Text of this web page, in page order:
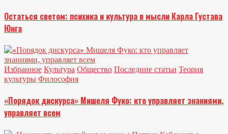
Остаться светом: психика и культура в мысли Карла Густава
Юнга
Избранное Культура Общество Последние статьи Теория
культуры Философия
«Порядок дискурса» Мишеля Фуко: кто управляет знаниями,
управляет всем